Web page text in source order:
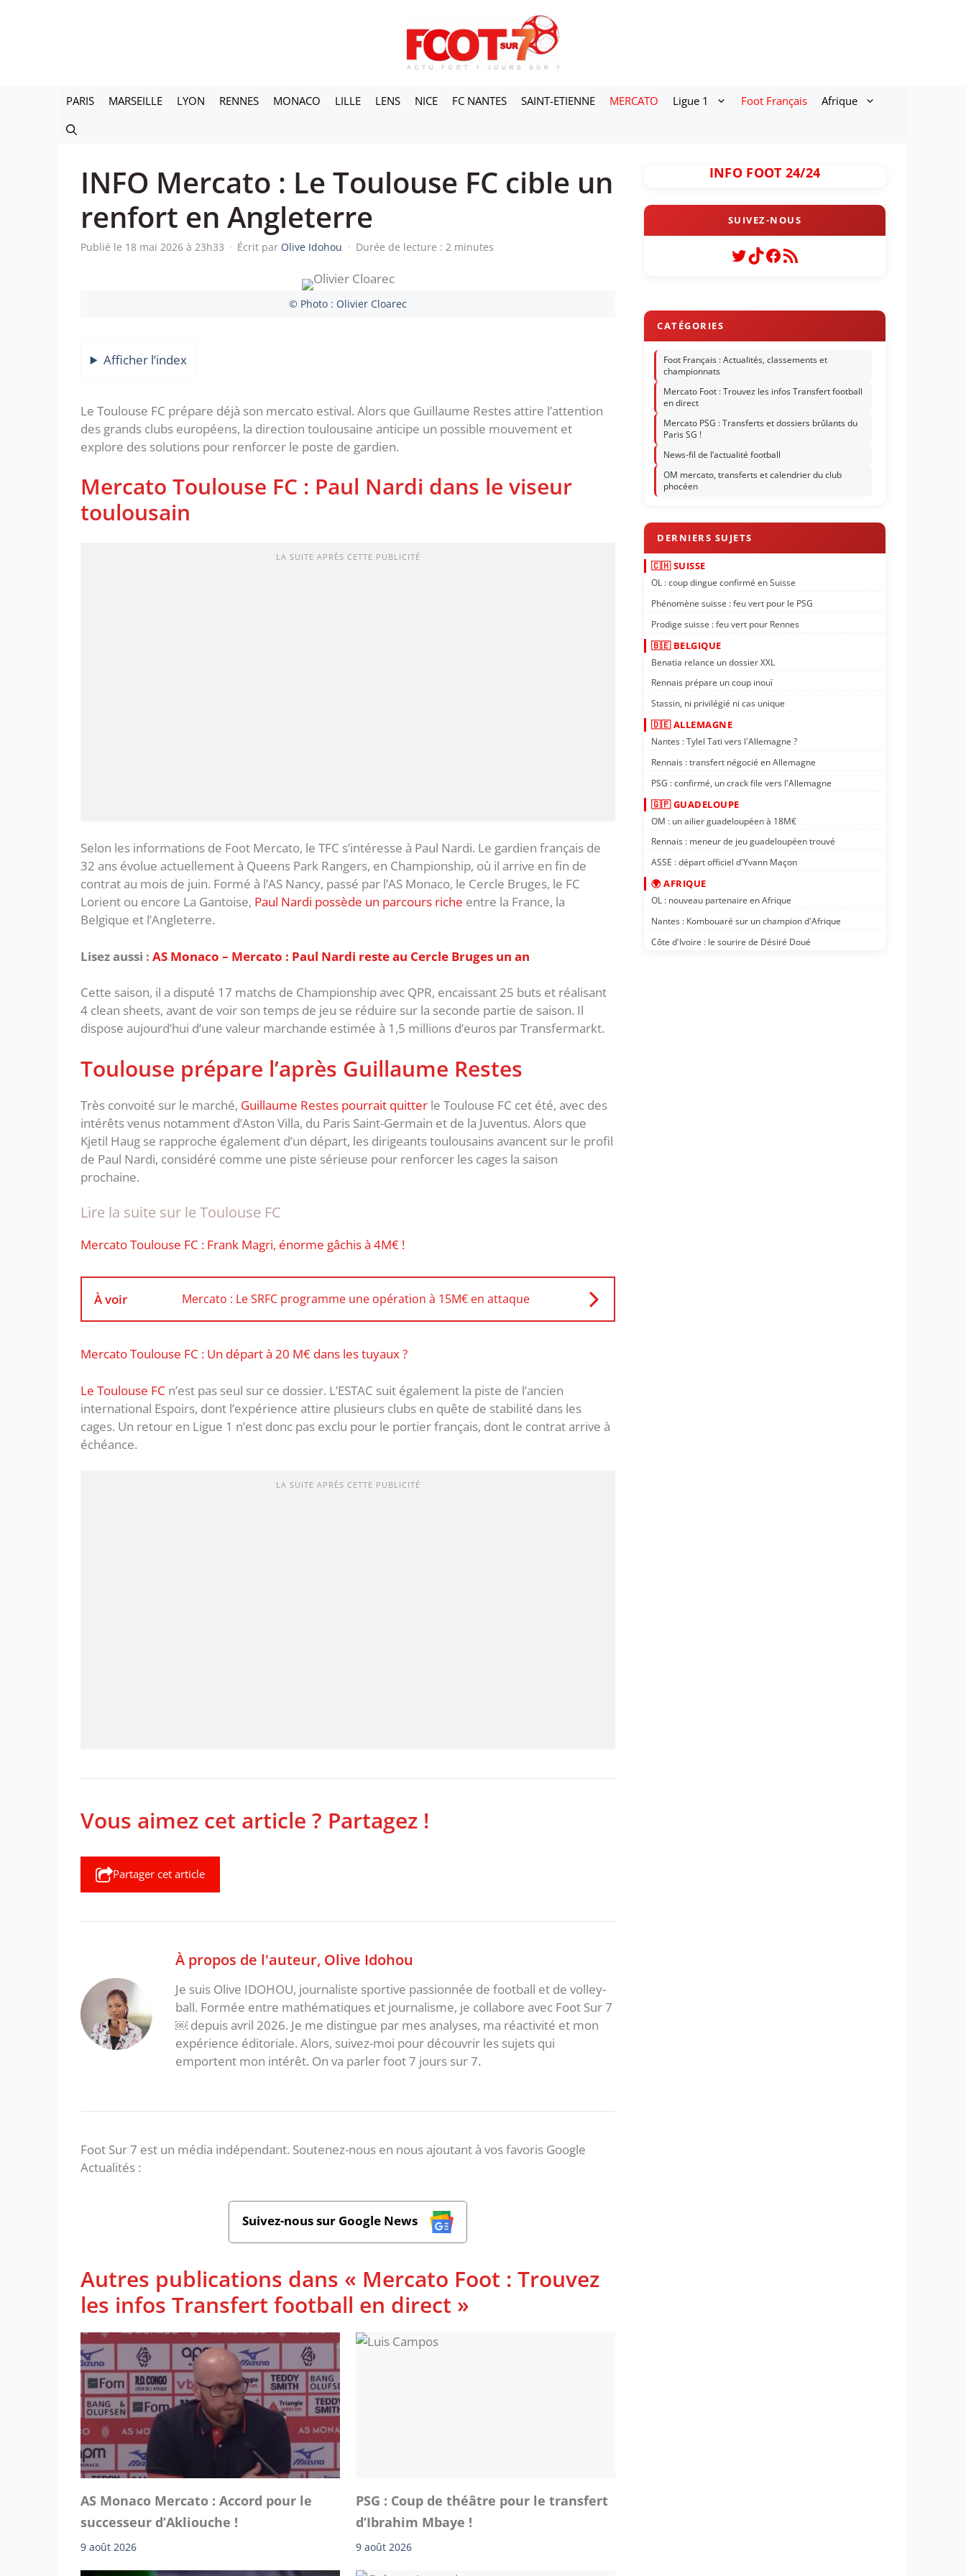
PARIS MARSEILLE LYON RENNES MONACO LILLE LENS NICE FC NANTES SAINT-ETIENNE MERCATO Ligue 1 Foot Français Afrique
INFO Mercato : Le Toulouse FC cible un
renfort en Angleterre
Publié le 18 mai 2026 à 23h33 · Écrit par Olive Idohou · Durée de lecture : 2 minutes
© Photo : Olivier Cloarec
Afficher l’index
Le Toulouse FC prépare déjà son mercato estival. Alors que Guillaume Restes attire l’attention
des grands clubs européens, la direction toulousaine anticipe un possible mouvement et
explore des solutions pour renforcer le poste de gardien.
Mercato Toulouse FC : Paul Nardi dans le viseur
toulousain
LA SUITE APRÈS CETTE PUBLICITÉ
Selon les informations de Foot Mercato, le TFC s’intéresse à Paul Nardi. Le gardien français de
32 ans évolue actuellement à Queens Park Rangers, en Championship, où il arrive en fin de
contrat au mois de juin. Formé à l’AS Nancy, passé par l’AS Monaco, le Cercle Bruges, le FC
Lorient ou encore La Gantoise, Paul Nardi possède un parcours riche entre la France, la
Belgique et l’Angleterre.
Lisez aussi : AS Monaco – Mercato : Paul Nardi reste au Cercle Bruges un an
Cette saison, il a disputé 17 matchs de Championship avec QPR, encaissant 25 buts et réalisant
4 clean sheets, avant de voir son temps de jeu se réduire sur la seconde partie de saison. Il
dispose aujourd’hui d’une valeur marchande estimée à 1,5 millions d’euros par Transfermarkt.
Toulouse prépare l’après Guillaume Restes
Très convoité sur le marché, Guillaume Restes pourrait quitter le Toulouse FC cet été, avec des
intérêts venus notamment d’Aston Villa, du Paris Saint-Germain et de la Juventus. Alors que
Kjetil Haug se rapproche également d’un départ, les dirigeants toulousains avancent sur le profil
de Paul Nardi, considéré comme une piste sérieuse pour renforcer les cages la saison
prochaine.
Lire la suite sur le Toulouse FC
Mercato Toulouse FC : Frank Magri, énorme gâchis à 4M€ !
À voir Mercato : Le SRFC programme une opération à 15M€ en attaque
Mercato Toulouse FC : Un départ à 20 M€ dans les tuyaux ?
Le Toulouse FC n’est pas seul sur ce dossier. L’ESTAC suit également la piste de l’ancien
international Espoirs, dont l’expérience attire plusieurs clubs en quête de stabilité dans les
cages. Un retour en Ligue 1 n’est donc pas exclu pour le portier français, dont le contrat arrive à
échéance.
LA SUITE APRÈS CETTE PUBLICITÉ
Vous aimez cet article ? Partagez !
Partager cet article
À propos de l'auteur, Olive Idohou
Je suis Olive IDOHOU, journaliste sportive passionnée de football et de volley-
ball. Formée entre mathématiques et journalisme, je collabore avec Foot Sur 7
￼ depuis avril 2026. Je me distingue par mes analyses, ma réactivité et mon
expérience éditoriale. Alors, suivez-moi pour découvrir les sujets qui
emportent mon intérêt. On va parler foot 7 jours sur 7.
Foot Sur 7 est un média indépendant. Soutenez-nous en nous ajoutant à vos favoris Google
Actualités :
Suivez-nous sur Google News
Autres publications dans « Mercato Foot : Trouvez
les infos Transfert football en direct »
AS Monaco Mercato : Accord pour le
successeur d’Akliouche !
9 août 2026
PSG : Coup de théâtre pour le transfert
d’Ibrahim Mbaye !
9 août 2026
INFO FOOT 24/24
Twitter
TikTok
Facebook
Flux RSS
Foot Français : Actualités, classements et
championnats
Mercato Foot : Trouvez les infos Transfert football
en direct
Mercato PSG : Transferts et dossiers brûlants du
Paris SG !
News-fil de l’actualité football
OM mercato, transferts et calendrier du club
phocéen
🇨🇭 SUISSE
OL : coup dingue confirmé en Suisse
Phénomène suisse : feu vert pour le PSG
Prodige suisse : feu vert pour Rennes
🇧🇪 BELGIQUE
Benatia relance un dossier XXL
Rennais prépare un coup inouï
Stassin, ni privilégié ni cas unique
🇩🇪 ALLEMAGNE
Nantes : Tylel Tati vers l'Allemagne ?
Rennais : transfert négocié en Allemagne
PSG : confirmé, un crack file vers l'Allemagne
🇬🇵 GUADELOUPE
OM : un ailier guadeloupéen à 18M€
Rennais : meneur de jeu guadeloupéen trouvé
ASSE : départ officiel d'Yvann Maçon
🌍 AFRIQUE
OL : nouveau partenaire en Afrique
Nantes : Kombouaré sur un champion d'Afrique
Côte d'Ivoire : le sourire de Désiré Doué